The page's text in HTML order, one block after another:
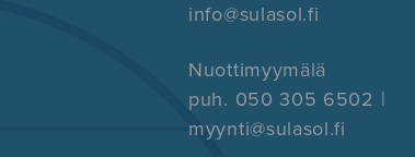
info@sulasol.fi
Nuottimyymälä
puh. 050 305 6502 |
myynti@sulasol.fi